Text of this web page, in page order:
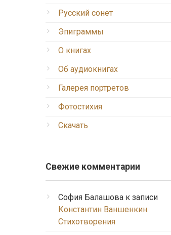
Русский сонет
Эпиграммы
О книгах
Об аудиокнигах
Галерея портретов
Фотостихия
Скачать
Свежие комментарии
София Балашова к записи
Константин Ваншенкин.
Стихотворения